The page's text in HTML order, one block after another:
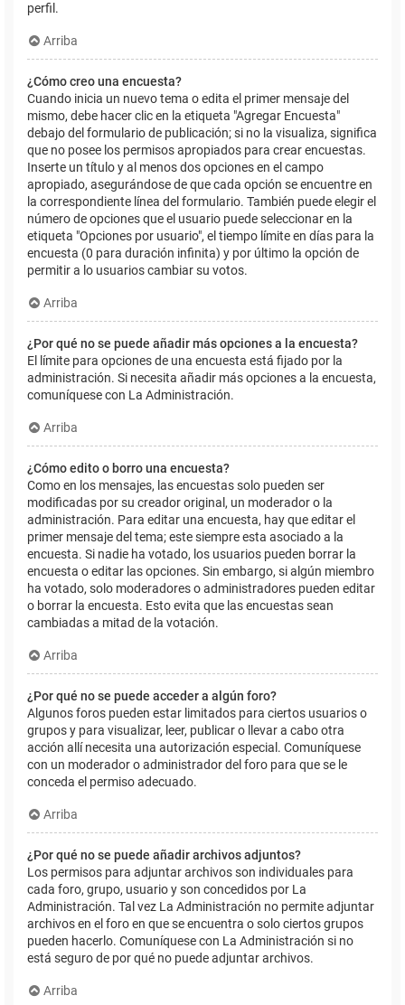
perfil.
Arriba
¿Cómo creo una encuesta?
Cuando inicia un nuevo tema o edita el primer mensaje del
mismo, debe hacer clic en la etiqueta "Agregar Encuesta"
debajo del formulario de publicación; si no la visualiza, significa
que no posee los permisos apropiados para crear encuestas.
Inserte un título y al menos dos opciones en el campo
apropiado, asegurándose de que cada opción se encuentre en
la correspondiente línea del formulario. También puede elegir el
número de opciones que el usuario puede seleccionar en la
etiqueta "Opciones por usuario", el tiempo límite en días para la
encuesta (0 para duración infinita) y por último la opción de
permitir a lo usuarios cambiar su votos.
Arriba
¿Por qué no se puede añadir más opciones a la encuesta?
El límite para opciones de una encuesta está fijado por la
administración. Si necesita añadir más opciones a la encuesta,
comuníquese con La Administración.
Arriba
¿Cómo edito o borro una encuesta?
Como en los mensajes, las encuestas solo pueden ser
modificadas por su creador original, un moderador o la
administración. Para editar una encuesta, hay que editar el
primer mensaje del tema; este siempre esta asociado a la
encuesta. Si nadie ha votado, los usuarios pueden borrar la
encuesta o editar las opciones. Sin embargo, si algún miembro
ha votado, solo moderadores o administradores pueden editar
o borrar la encuesta. Esto evita que las encuestas sean
cambiadas a mitad de la votación.
Arriba
¿Por qué no se puede acceder a algún foro?
Algunos foros pueden estar limitados para ciertos usuarios o
grupos y para visualizar, leer, publicar o llevar a cabo otra
acción allí necesita una autorización especial. Comuníquese
con un moderador o administrador del foro para que se le
conceda el permiso adecuado.
Arriba
¿Por qué no se puede añadir archivos adjuntos?
Los permisos para adjuntar archivos son individuales para
cada foro, grupo, usuario y son concedidos por La
Administración. Tal vez La Administración no permite adjuntar
archivos en el foro en que se encuentra o solo ciertos grupos
pueden hacerlo. Comuníquese con La Administración si no
está seguro de por qué no puede adjuntar archivos.
Arriba